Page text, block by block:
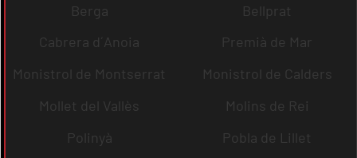
Berga
Bellprat
Cabrera d´Anoia
Premià de Mar
Monistrol de Montserrat
Monistrol de Calders
Mollet del Vallès
Molins de Rei
Polinyà
Pobla de Lillet